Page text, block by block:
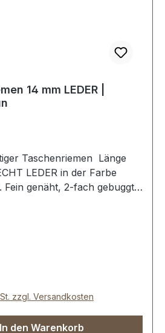
14 mm LEDER |
Taschenriemen Länge
Fein genäht, 2-fach gebuggt
zzgl. Versandkosten
In den Warenkorb